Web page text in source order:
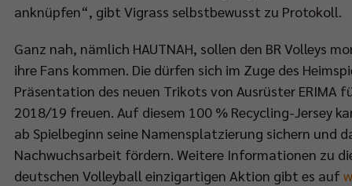
anknüpfen“, gibt Vigrass selbstbewusst zu Protokoll.
Ganz nah, nämlich HAUTNAH, sollen den BR Volleys
ihre Fans kommen. Die dürfen sich im Zuge des
Präsentation des neuen Trikots von Ausrüster ERIMA
2018/19 freuen. Auf diesem 100 % Recycling-Jersey
ab Spielbeginn seine Namensplatzierung sichern und
Nachwuchsarbeit fördern. Weitere Informationen zu
deutschen Volleyball einzigartigen Aktion gibt es auf